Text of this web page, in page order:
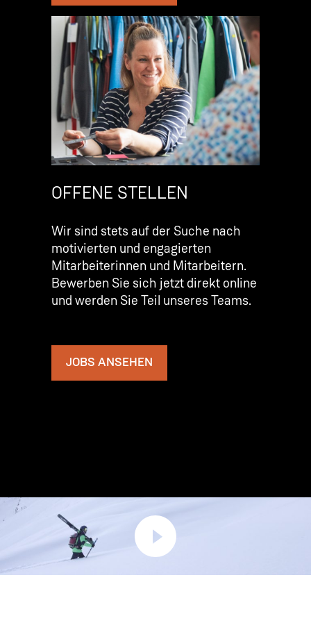
OFFENE STELLEN
Wir sind stets auf der Suche nach
motivierten und engagierten
Mitarbeiterinnen und Mitarbeitern.
Bewerben Sie sich jetzt direkt online
und werden Sie Teil unseres Teams.
JOBS ANSEHEN